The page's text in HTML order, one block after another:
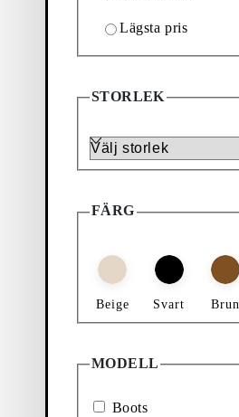
Blanca Ankelboots
Pris:
1 700
Lägsta pris
STORLEK
Storlek
FÄRG
Beige Svart Brun
MODELL
Boots